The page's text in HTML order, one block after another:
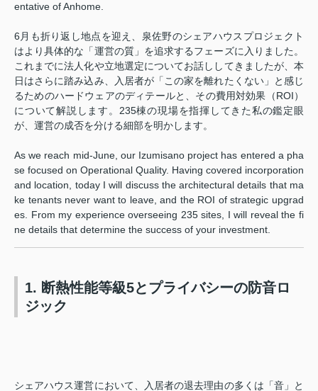
entative of Anhome.
6月も折り返し地点を迎え、泉佐野のシェアハウスプロジェクト
はより具体的な「運営の質」を追求するフェーズに入りました。
これまでに法人化や立地選定についてお話ししてきましたが、本
日はさらに踏み込み、入居者が「この家を離れたくない」と感じ
るためのハードウェアのディテールと、その費用対効果（ROI）
について解説します。235棟の現場を指揮してきた私の鑑定眼
が、運営の成否を分ける細部を明かします。
As we reach mid-June, our Izumisano project has entered a pha
se focused on Operational Quality. Having covered incorporation
and location, today I will discuss the architectural details that ma
ke tenants never want to leave, and the ROI of strategic upgrad
es. From my experience overseeing 235 sites, I will reveal the fi
ne details that determine the success of your investment.
1. 断熱性能等級5とプライバシーの防音ロ
ジック
シェアハウス運営において、入居者の退去理由の多くは「音」と